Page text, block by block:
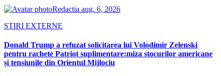
Redactia aug. 6, 2026
STIRI EXTERNE
Donald Trump a refuzat solicitarea lui Volodimir Zelenski
pentru rachete Patriot suplimentare:miza stocurilor americane
și tensiunile din Orientul Mijlociu